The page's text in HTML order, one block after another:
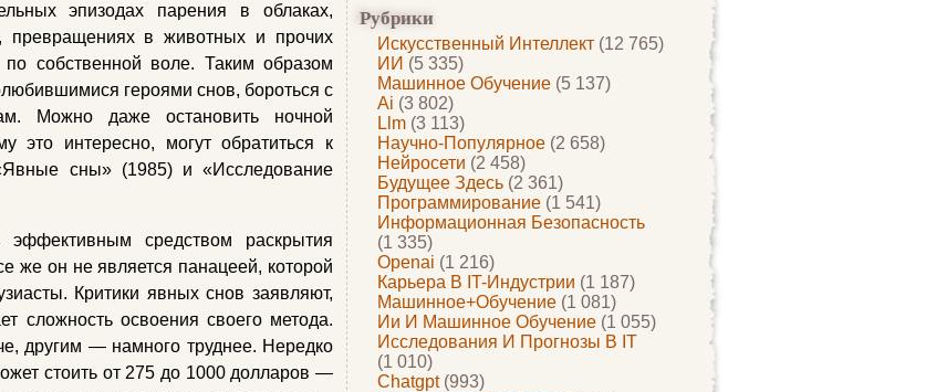
Рубрики
Искусственный Интеллект (12 765)
ИИ (5 335)
Машинное Обучение (5 137)
Ai (3 802)
Llm (3 113)
Научно-Популярное (2 658)
Нейросети (2 458)
Будущее Здесь (2 361)
Программирование (1 541)
Информационная Безопасность
(1 335)
Openai (1 216)
Карьера В IT-Индустрии (1 187)
Машинное+обучение (1 081)
Ии И Машинное Обучение (1 055)
Исследования И Прогнозы В IT
(1 010)
Chatgpt(993)
эпизодах парения в облаках,
превращениях в животных и прочих
собственной воле. Таким образом
героями снов, бороться с
Можно даже остановить ночной
это интересно, могут обратиться к
сны» (1985) и «Исследование
средством раскрытия
же он не является панацеей, которой
Критики явных снов заявляют,
сложность освоения своего метода.
другим — намного труднее. Нередко
стоить от 275 до 1000 долларов —